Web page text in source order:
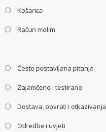
Košarica
Račun molim
Često postavljana pitanja
Zajamčeno i testirano
Dostava, povrati i otkazivanja
Odredbe i uvjeti